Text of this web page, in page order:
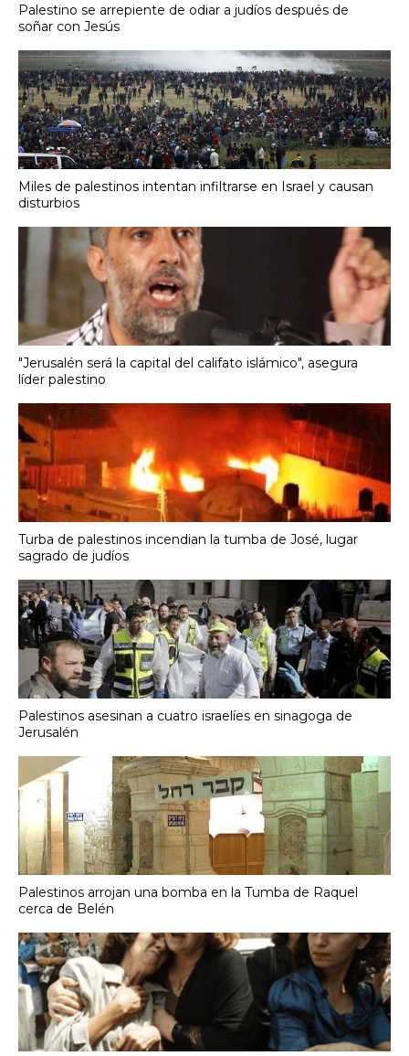
Palestino se arrepiente de odiar a judíos después de
soñar con Jesús
Miles de palestinos intentan infiltrarse en Israel y causan
disturbios
"Jerusalén será la capital del califato islámico", asegura
líder palestino
Turba de palestinos incendian la tumba de José, lugar
sagrado de judíos
Palestinos asesinan a cuatro israelíes en sinagoga de
Jerusalén
Palestinos arrojan una bomba en la Tumba de Raquel
cerca de Belén